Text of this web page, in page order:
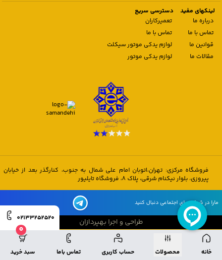
خانه محصولات حساب کاربری تماس باما
0
سبد خرید
02133252520
لینکهای مفید
درباره ما
تماس با ما
قوانین ما
مقالات ما
دسترسی سریع
تعمیرکاران
تماس با ما
لوازم یدکی موتور سیکلت
لوازم یدکی موتور
فروشگاه مرکزی: تهران،اتوبان امام علی شمال به جنوب، کنارگذر بعد از خیابان
پیروزی، بلوار نیکنام شرقی، پلاک 8، فروشگاه تایلیور
مارا در شبکه های اجتماعی دنبال کنید
طراحی و اجرا بهپردازان
طراحی و اجرا بهپردازان